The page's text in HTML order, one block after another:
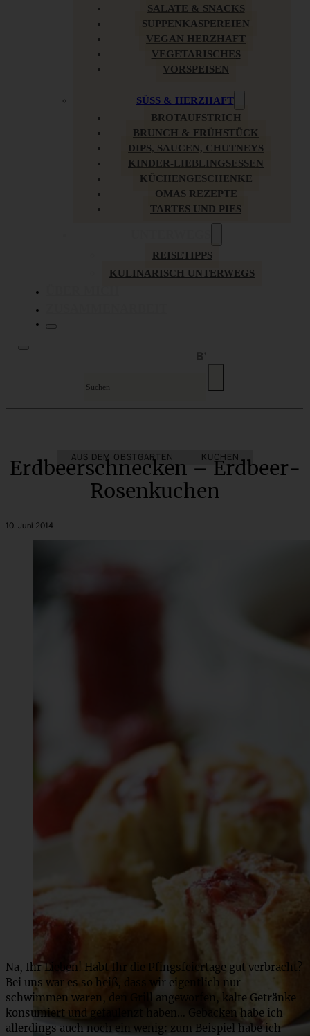
SALATE & SNACKS
SUPPENKASPEREIEN
VEGAN HERZHAFT
VEGETARISCHES
VORSPEISEN
SÜSS & HERZHAFT
BROTAUFSTRICH
BRUNCH & FRÜHSTÜCK
DIPS, SAUCEN, CHUTNEYS
KINDER-LIEBLINGSESSEN
KÜCHENGESCHENKE
OMAS REZEPTE
TARTES UND PIES
REISETIPPS
KULINARISCH UNTERWEGS
AUS DEM OBSTGARTEN KUCHEN
Erdbeerschnecken – Erdbeer-
Rosenkuchen
10. Juni 2014
Na, Ihr Lieben! Habt Ihr die Pfingsfeiertage gut verbracht?
Bei uns war es so heiß, dass wir eigentlich nur
schwimmen waren, den Grill angeworfen, kalte Getränke
konsumiert und gefaulenzt haben… Gebacken habe ich
allerdings auch noch ein wenig: zum Beispiel habe ich